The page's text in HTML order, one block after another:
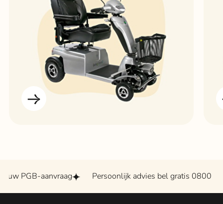
aanvraag Persoonlijk advies bel gratis 0800 - 2020